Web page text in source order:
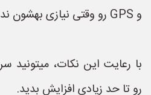
و GPS رو وقتی نیازی بهشون ندارید، خاموش کنید.
با رعایت این نکات،
رو تا حد زیادی افزایش بدید.